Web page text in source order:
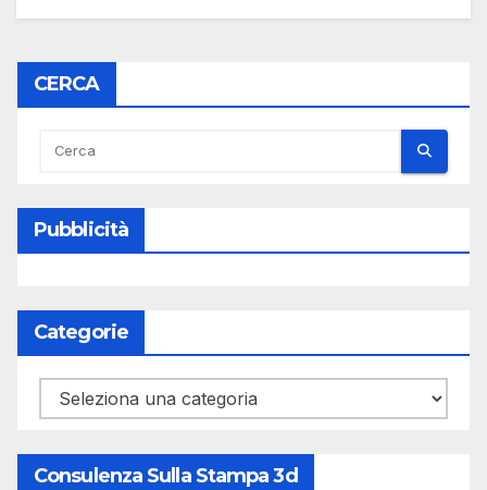
CERCA
Pubblicità
Categorie
Categorie
Consulenza Sulla Stampa 3d